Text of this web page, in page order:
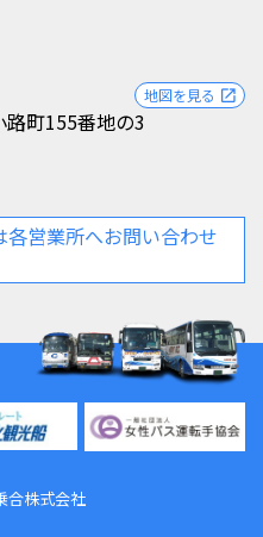
町155番地の3
地図を見る open_in_new
営業所へお問い合わせ
合株式会社